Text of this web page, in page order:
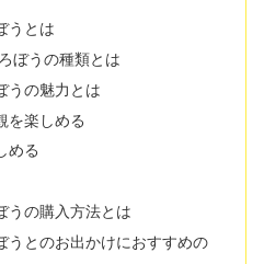
うとは
ぼうの種類とは
うの魅力とは
を楽しめる
める
うの購入方法とは
うとのお出かけにおすすめの